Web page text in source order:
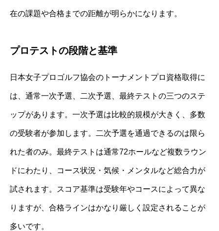
在の課題や合格までの距離が明らかになります。
プロテストの段階と基準
日本女子プロゴルフ協会のトーナメントプロ資格取得に
は、通常一次予選、二次予選、最終テストの三つのステ
ップがあります。一次予選は比較的規模が大きく、多数
の受験者が参加します。二次予選を通過できるのは限ら
れた者のみ。最終テストは通常72ホールなど複数ラウン
ドにわたり、コース状況・気候・メンタルなど総合力が
試されます。スコア基準は受験年やコースによって異な
りますが、合格ラインはかなり厳しく設定されることが
多いです。